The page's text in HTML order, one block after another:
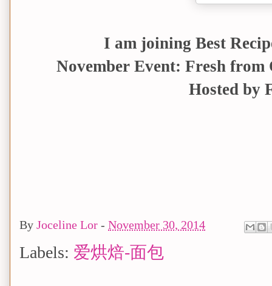
I am joining Best
November Event: Fresh from
Hosted by
By Joceline Lor - November 30, 2014
Labels: 爱烘焙-面包